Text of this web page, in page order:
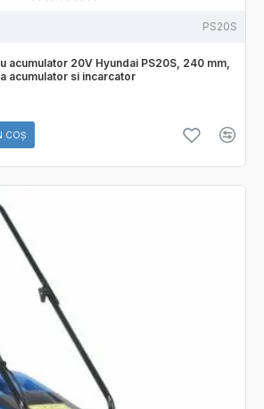
PS20S
acumulator 20V Hyundai PS20S, 240 mm,
acumulator si incarcator
COŞ